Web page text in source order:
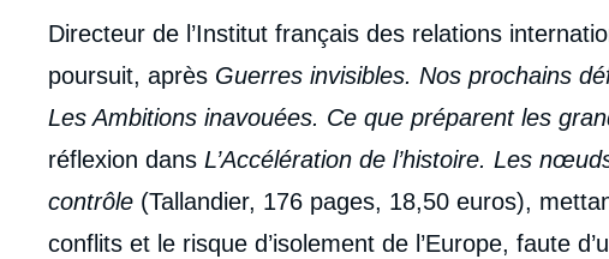
Contenu
intervention
médiatique
Directeur de l’Institut français des relations
poursuit, après Guerres invisibles. Nos prochains
Les Ambitions inavouées. Ce que préparent les
réflexion dans L’Accélération de l’histoire. Les
contrôle (Tallandier, 176 pages, 18,50 euros),
conflits et le risque d’isolement de l’Europe, faute